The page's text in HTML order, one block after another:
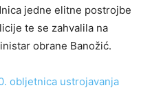
jedne elitne postrojbe
te se zahvalila na
obrane Banožić.
obljetnica ustrojavanja